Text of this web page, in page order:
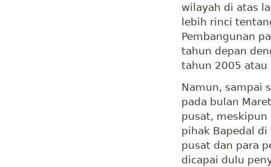
wilayah di atas
lebih rinci
Pembangunan
tahun depan
tahun 2005 atau
Namun, sampai
pada bulan
pusat, meskipun
pihak Bapedal
pusat dan para
dicapai dulu